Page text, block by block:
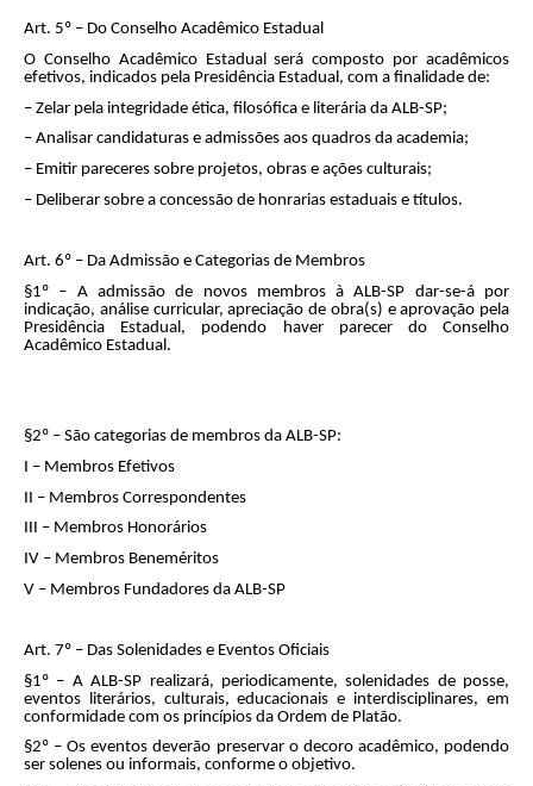
Art. 5º – Do Conselho Acadêmico Estadual
O Conselho Acadêmico Estadual será composto por acadêmicos
efetivos, indicados pela Presidência Estadual, com a finalidade de:
– Zelar pela integridade ética, filosófica e literária da ALB-SP;
– Analisar candidaturas e admissões aos quadros da academia;
– Emitir pareceres sobre projetos, obras e ações culturais;
– Deliberar sobre a concessão de honrarias estaduais e títulos.
Art. 6º – Da Admissão e Categorias de Membros
§1º – A admissão de novos membros à ALB-SP dar-se-á por
indicação, análise curricular, apreciação de obra(s) e aprovação pela
Presidência Estadual, podendo haver parecer do Conselho
Acadêmico Estadual.
§2º – São categorias de membros da ALB-SP:
I – Membros Efetivos
II – Membros Correspondentes
III – Membros Honorários
IV – Membros Beneméritos
V – Membros Fundadores da ALB-SP
Art. 7º – Das Solenidades e Eventos Oficiais
§1º – A ALB-SP realizará, periodicamente, solenidades de posse,
eventos literários, culturais, educacionais e interdisciplinares, em
conformidade com os princípios da Ordem de Platão.
§2º – Os eventos deverão preservar o decoro acadêmico, podendo
ser solenes ou informais, conforme o objetivo.